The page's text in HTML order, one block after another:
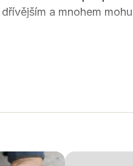
a mnohem
do řádků do hloubky
v rozestupu několika
Opora zajistí, že